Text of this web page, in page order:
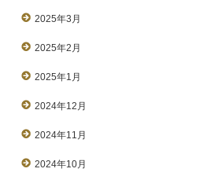
2025年3月
2025年2月
2025年1月
2024年12月
2024年11月
2024年10月